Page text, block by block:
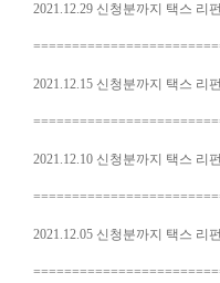
2021.12.29 신청분까지 택스 리
2021.12.15 신청분까지 택스 리
2021.12.10 신청분까지 택스 리
2021.12.05 신청분까지 택스 리